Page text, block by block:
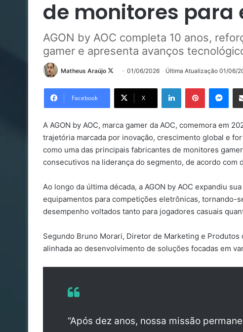
de monitores para
AGON by AOC completa 10 anos,
gamer e apresenta avanços
Matheus Araújo
Follow01/06/2026 Última Atualização 01/06/
Facebook X
LinkedinPinterest
A AGON by AOC, marca gamer da AOC, comemora em
trajetória marcada por inovação, crescimento global e
como uma das principais fabricantes de monitores
consecutivos na liderança do segmento, de acordo com
Ao longo da última década, a AGON by AOC expandiu
equipamentos para competições eletrônicas, tornando-
desempenho voltados tanto para jogadores casuais
Segundo Bruno Morari, Diretor de Marketing e Produtos
alinhada ao desenvolvimento de soluções focadas em
“Após dez anos, nossa missão